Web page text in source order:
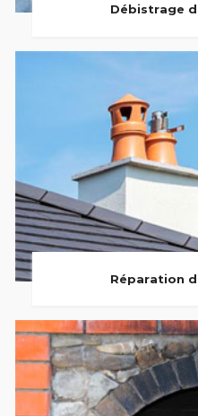
Débistrage
Réparation